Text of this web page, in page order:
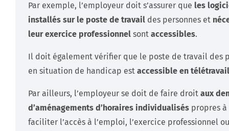
Par exemple, l’employeur doit s’assurer que les
installés sur le poste de travail des personnes et
leur exercice professionnel sont accessibles.
Il doit également vérifier que le poste de travail des
en situation de handicap est accessible en
Par ailleurs, l’employeur se doit de faire droit aux
d’aménagements d’horaires individualisés propres
faciliter l’accès à l’emploi, l’exercice professionnel